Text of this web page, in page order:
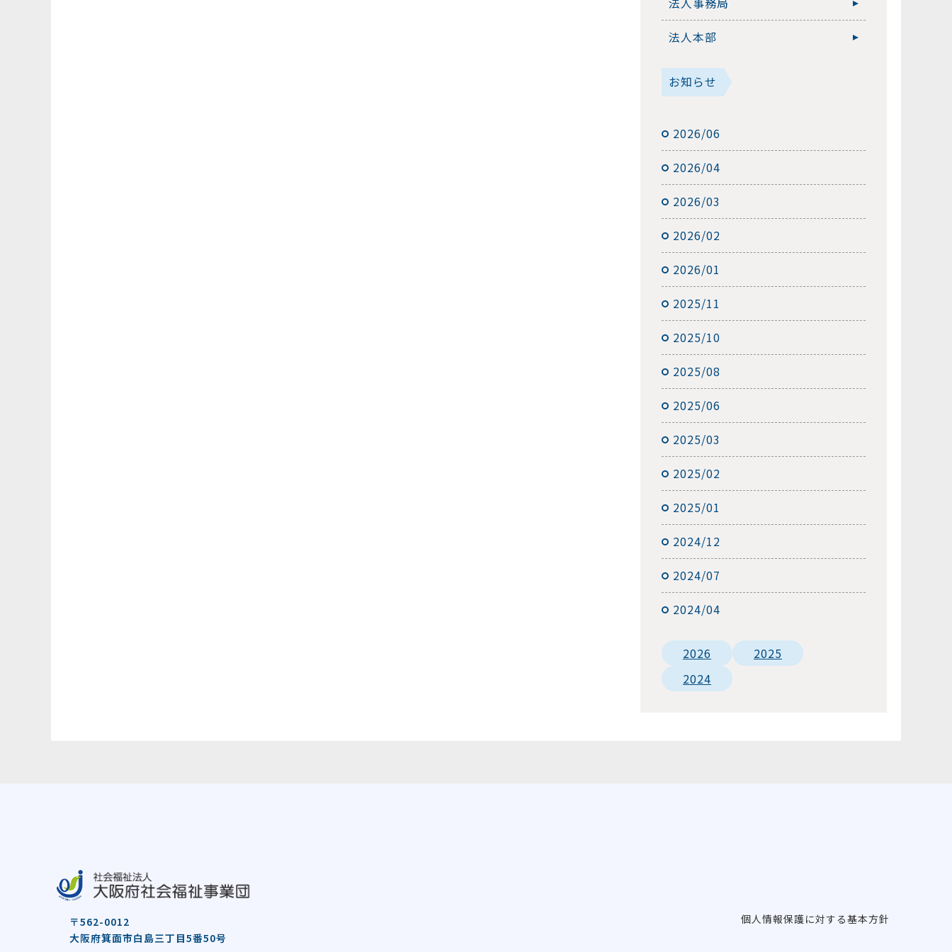
法人本部
お知らせ
2026/06
2026/04
2026/03
2026/02
2026/01
2025/11
2025/10
2025/08
2025/06
2025/03
2025/02
2025/01
2024/12
2024/07
2024/04
2026
2025
2024
〒562-0012
大阪府箕面市白島三丁目5番50号
個人情報保護に対する基本方針